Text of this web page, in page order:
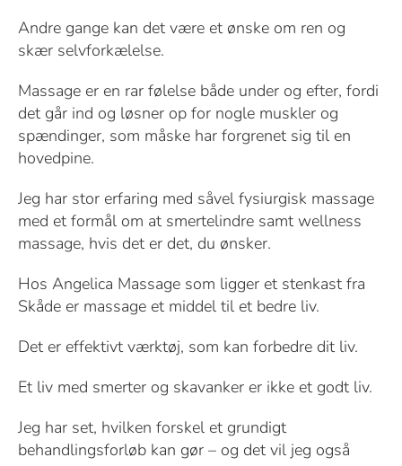
Andre gange kan det være et ønske om ren og
skær selvforkælelse.
Massage er en rar følelse både under og efter, fordi
det går ind og løsner op for nogle muskler og
spændinger, som måske har forgrenet sig til en
hovedpine.
Jeg har stor erfaring med såvel fysiurgisk massage
med et formål om at smertelindre samt wellness
massage, hvis det er det, du ønsker.
Hos Angelica Massage som ligger et stenkast fra
Skåde er massage et middel til et bedre liv.
Det er effektivt værktøj, som kan forbedre dit liv.
Et liv med smerter og skavanker er ikke et godt liv.
Jeg har set, hvilken forskel et grundigt
behandlingsforløb kan gør – og det vil jeg også